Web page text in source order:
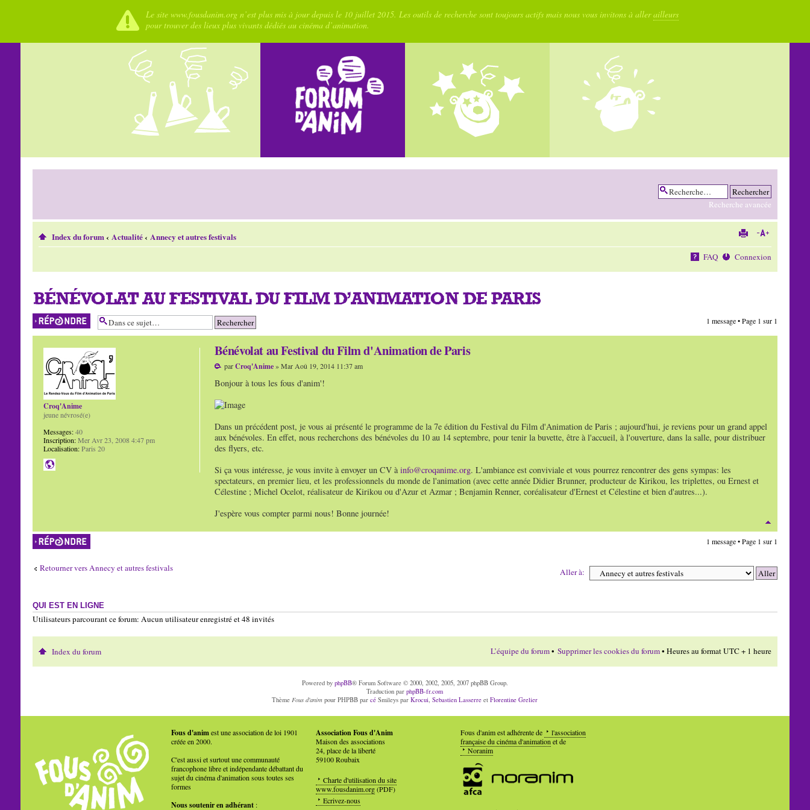
Le site www.fousdanim.org n’est plus mis à jour depuis le 10 juillet 2015. Les outils de recherche sont toujours actifs mais nous vous invitons à allerailleurs
pour trouver des lieux plus vivants dédiés au cinéma d’animation.
Recherche avancée
Index du forum‹ Actualité‹ Annecy et autres festivals
FAQ Connexion
BÉNÉVOLAT AU FESTIVAL DU FILM D'ANIMATION DE PARIS
Répondre 1 message • Page 1 sur 1
Bénévolat au Festival du Film d'Animation de Paris
parCroq'Anime» Mar Aoû 19, 2014 11:37 am
Bonjour à tous les fous d'anim'!
Dans un précédent post, je vous ai présenté le programme de la 7e édition du Festival du Film d'Animation de Paris ; aujourd'hui, je reviens pour un grand appel
aux bénévoles. En effet, nous recherchons des bénévoles du 10 au 14 septembre, pour tenir la buvette, être à l'accueil, à l'ouverture, dans la salle, pour distribuer
des flyers, etc.
Si ça vous intéresse, je vous invite à envoyer un CV àinfo@croqanime.org. L'ambiance est conviviale et vous pourrez rencontrer des gens sympas: les
spectateurs, en premier lieu, et les professionnels du monde de l'animation (avec cette année Didier Brunner, producteur de Kirikou, les triplettes, ou Ernest et
Célestine ; Michel Ocelot, réalisateur de Kirikou ou d'Azur et Azmar ; Benjamin Renner, coréalisateur d'Ernest et Célestine et bien d'autres...).
J'espère vous compter parmi nous! Bonne journée!
Croq'Anime
jeune névrosé(e)
Messages:40
Inscription:Mer Avr 23, 2008 4:47 pm
Localisation:Paris 20
Répondre
1 message • Page 1 sur 1
Retourner vers Annecy et autres festivals Aller à:
QUI EST EN LIGNE
Utilisateurs parcourant ce forum: Aucun utilisateur enregistré et 48 invités
Index du forum L’équipe du forum• Supprimer les cookies du forum• Heures au format UTC + 1 heure
Powered by phpBB® Forum Software © 2000, 2002, 2005, 2007 phpBB Group.
Traduction parphpBB-fr.com
ThèmeFous d'anim pour PHPBB parcé Smileys parKrocui,Sebastien Lasserre etFlorentine Grelier
Fous d'animest une association de loi 1901
créée en 2000.
C'est aussi et surtout une communauté
francophone libre et indépendante débattant du
sujet du cinéma d'animation sous toutes ses
formes
Nous soutenir en adhérant:
Association Fous d'Anim
Maison des associations
24, place de la liberté
59100 Roubaix
Charte d'utilisation du site
www.fousdanim.org(PDF)
Ecrivez-nous
Fous d'anim est adhérente de
l'association
française du cinéma d'animation et de
Noranim